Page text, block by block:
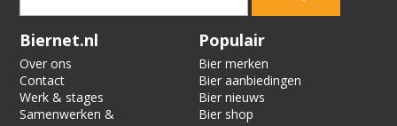
Verification code:
Biernet.nl
Over ons
Contact
Werk & stages
Samenwerken &
Populair
Bier merken
Bier aanbiedingen
Bier nieuws
Bier shop